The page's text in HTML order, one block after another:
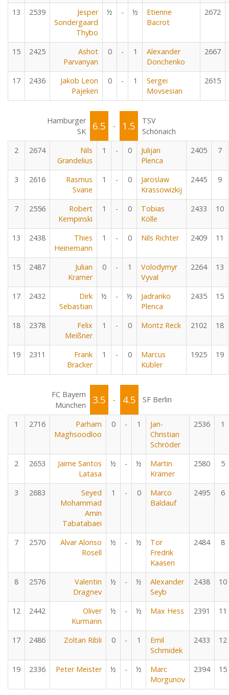
13 2539
Jesper
Sondergaard
Thybo
½ - ½
Etienne
Bacrot
2672
15 2425
Ashot
Parvanyan
0 - 1
Alexander
Donchenko
2667
17 2436
Jakob Leon
Pajeken
0 - 1
Sergei
Movsesian
2615
Hamburger
SK
6.5 - 1.5
TSV
Schönaich
2
2674
Nils
Grandelius
1 - 0
Julijan
Plenca
2405 7
3 2616
Rasmus
Svane
1 - 0
Jaroslaw
Krassowizkij
2445 9
7 2556
Robert
Kempinski
1 - 0
Tobias
Kölle
2433 10
13 2438
Thies
Heinemann
1 - 0 Nils Richter 2409 11
15 2487
Julian
Kramer
0 - 1
Volodymyr
Vyval
2264 13
17 2432
Dirk
Sebastian
½ - ½
Jadranko
Plenca
2435 15
18 2378
Felix
Meißner
1 - 0 Moritz Reck 2102 18
19 2311
Frank
Bracker
1 - 0
Marcus
Kübler
1925 19
FC Bayern
München
3.5 - 4.5 SF Berlin
1 2716
Parham
Maghsoodloo
0 - 1
Jan-
Christian
Schröder
2536 1
2 2653
Jaime Santos
Latasa
½ - ½
Martin
Krämer
2580 5
3 2683
Seyed
Mohammad
Amin
Tabatabaei
1 - 0
Marco
Baldauf
2495 6
7 2570
Alvar Alonso
Rosell
½ - ½
Tor
Fredrik
Kaasen
2484 8
8 2576
Valentin
Dragnev
½ - ½
Alexander
Seyb
2438 10
12 2442
Oliver
Kurmann
½ - ½ Max Hess 2391 11
17 2486 Zoltan Ribli 0 - 1
Emil
Schmidek
2433 12
19 2336 Peter Meister ½ - ½
Marc
Morgunov
2394 15